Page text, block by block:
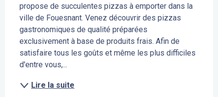
propose de succulentes pizzas à emporter dans la
ville de Fouesnant. Venez découvrir des pizzas
gastronomiques de qualité préparées
exclusivement à base de produits frais. Afin de
satisfaire tous les goûts et même les plus difficiles
d'entre vous,...
Lire la suite